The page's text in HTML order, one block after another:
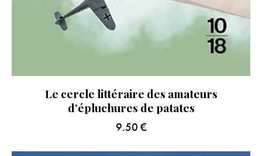
Le cercle littéraire des amateurs
d’épluchures de patates
9.50 €